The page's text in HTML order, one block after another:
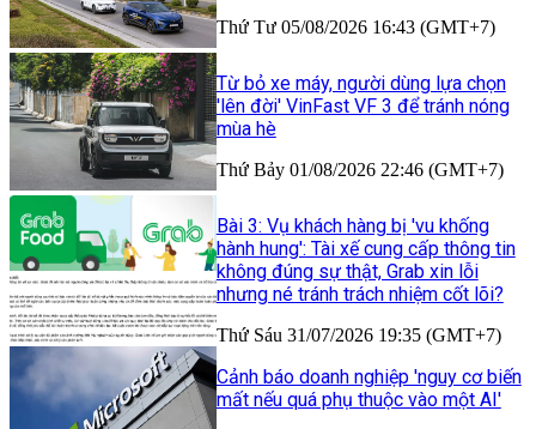
Thứ Tư 05/08/2026 16:43 (GMT+7)
Từ bỏ xe máy, người dùng lựa chọn
'lên đời' VinFast VF 3 để tránh nóng
mùa hè
Thứ Bảy 01/08/2026 22:46 (GMT+7)
Bài 3: Vụ khách hàng bị 'vu khống
hành hung': Tài xế cung cấp thông tin
không đúng sự thật, Grab xin lỗi
nhưng né tránh trách nhiệm cốt lõi?
Thứ Sáu 31/07/2026 19:35 (GMT+7)
Cảnh báo doanh nghiệp 'nguy cơ biến
mất nếu quá phụ thuộc vào một AI'